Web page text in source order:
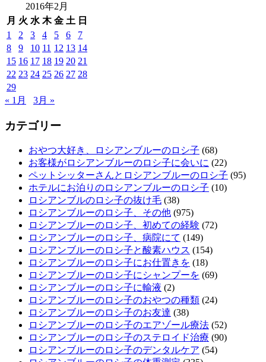
2016年2月
月 火 水 木 金 土 日
1
2 3 4 5 6
7
8
9 10 11 12 13 14
15 16 17 18 19 20 21
22 23 24 25 26 27 28
29
« 1月
3月 »
カテゴリー
おやつ大好き、ロシアンブルーのロシ子 (68)
お客様がロシアンブルーのロシ子に会いに (22)
ペットシッターさんとロシアンブルーのロシ子 (95)
ホテルにお泊りのロシアンブルーのロシ子 (10)
ロシアンブルのロシ子の抜け毛 (38)
ロシアンブルーのロシ子、その他 (975)
ロシアンブルーのロシ子、初めての経験 (72)
ロシアンブルーのロシ子、病院にて (149)
ロシアンブルーのロシ子と酸素ハウス (154)
ロシアンブルーのロシ子にお仕置きを (18)
ロシアンブルーのロシ子にシャンプーを (69)
ロシアンブルーのロシ子に輸液 (2)
ロシアンブルーのロシ子のおやつの種類 (24)
ロシアンブルーのロシ子のお友達 (38)
ロシアンブルーのロシ子のエアゾール療法 (52)
ロシアンブルーのロシ子のステロイド治療 (90)
ロシアンブルーのロシ子のデンタルケア (54)